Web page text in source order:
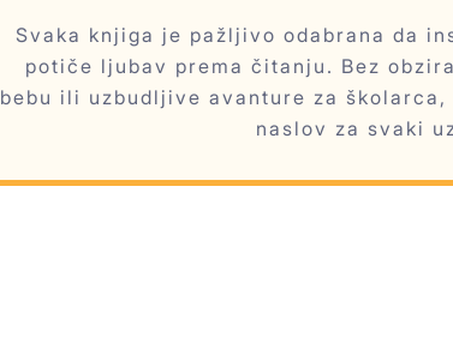
Svaka knjiga je pažljivo odabrana da
potiče ljubav prema čitanju. Bez
bebu ili uzbudljive avanture za
naslov za svaki